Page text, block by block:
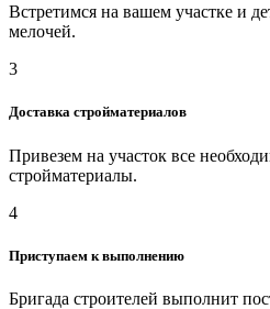
Встретимся на вашем участке и
мелочей.
3
Доставка стройматериалов
Привезем на участок все
стройматериалы.
4
Приступаем к выполнению
Бригада строителей выполнит